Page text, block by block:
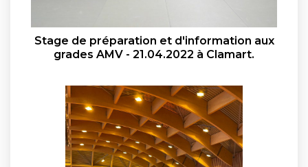
Stage de préparation et d'information aux
grades AMV - 21.04.2022 à Clamart.